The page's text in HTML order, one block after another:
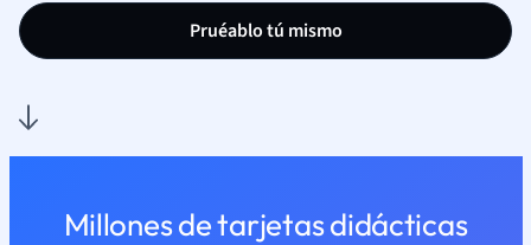
Pruéablo tú mismo
Millones de tarjetas didácticas